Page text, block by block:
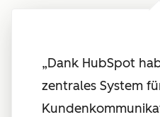
„Dank HubSpot
zentrales System